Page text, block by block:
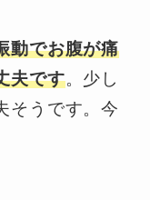
動でお腹が痛
夫です。少し
そうです。今